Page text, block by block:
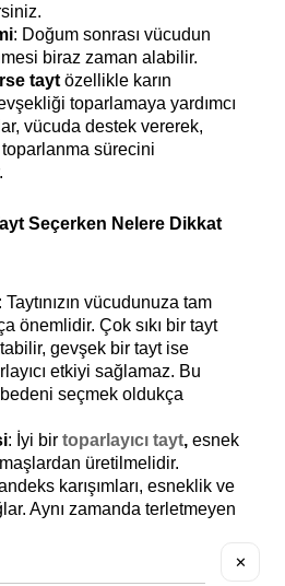
: Doğum sonrası vücudun
tayt özellikle karın
toparlamaya yardımcı
vücuda destek vererek,
sürecini
Seçerken Nelere Dikkat
: Taytınızın vücudunuza tam
önemlidir. Çok sıkı bir tayt
gevşek bir tayt ise
etkiyi sağlamaz. Bu
seçmek oldukça
: İyi bir toparlayıcı tayt, esnek
üretilmelidir.
karışımları, esneklik ve
Aynı zamanda terletmeyen
✕